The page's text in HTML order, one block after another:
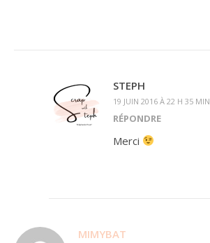
STEPH
19 JUIN 2016 À 22 H 35 MIN
RÉPONDRE
Merci
MIMYBAT